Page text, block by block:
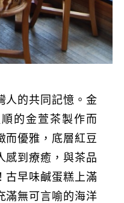
人的共同記憶。金
的金萱茶製作而
而優雅，底層紅豆
感到療癒，與茶品
古早味鹹蛋糕上滿
滿無可言喻的海洋